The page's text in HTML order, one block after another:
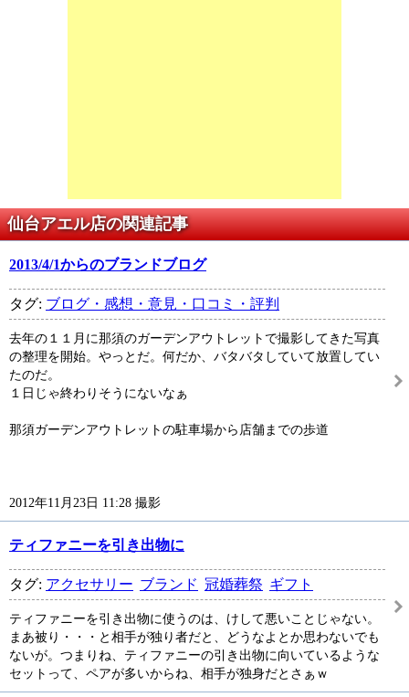
仙台アエル店の関連記事
2013/4/1からのブランドブログ
タグ: ブログ・感想・意見・口コミ・評判
去年の１１月に那須のガーデンアウトレットで撮影してきた写真
の整理を開始。やっとだ。何だか、バタバタしていて放置してい
たのだ。
１日じゃ終わりそうにないなぁ
那須ガーデンアウトレットの駐車場から店舗までの歩道
2012年11月23日 11:28 撮影
ティファニーを引き出物に
タグ: アクセサリー ブランド 冠婚葬祭 ギフト
ティファニーを引き出物に使うのは、けして悪いことじゃない。
まあ被り・・・と相手が独り者だと、どうなよとか思わないでも
ないが。つまりね、ティファニーの引き出物に向いているような
セットって、ペアが多いからね、相手が独身だとさぁｗ